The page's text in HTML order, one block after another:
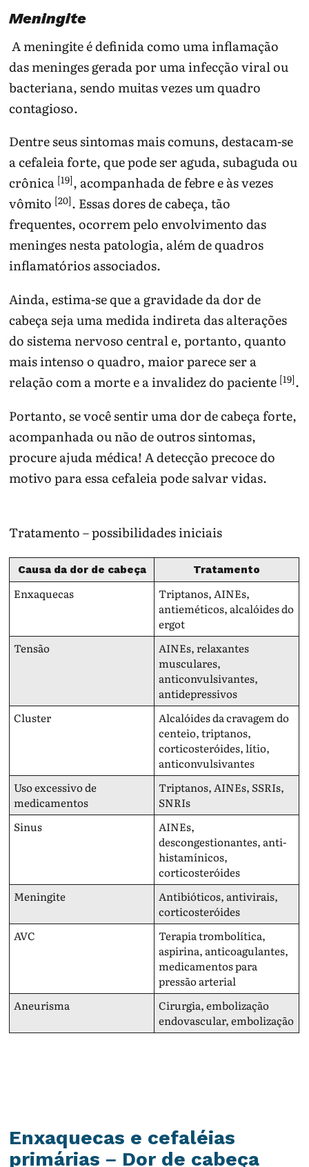
Meningite
A meningite é definida como uma inflamação
das meninges gerada por uma infecção viral ou
bacteriana, sendo muitas vezes um quadro
contagioso.
Dentre seus sintomas mais comuns, destacam-se
a cefaleia forte, que pode ser aguda, subaguda ou
crônica [19], acompanhada de febre e às vezes
vômito [20]. Essas dores de cabeça, tão
frequentes, ocorrem pelo envolvimento das
meninges nesta patologia, além de quadros
inflamatórios associados.
Ainda, estima-se que a gravidade da dor de
cabeça seja uma medida indireta das alterações
do sistema nervoso central e, portanto, quanto
mais intenso o quadro, maior parece ser a
relação com a morte e a invalidez do paciente [19].
Portanto, se você sentir uma dor de cabeça forte,
acompanhada ou não de outros sintomas,
procure ajuda médica! A detecção precoce do
motivo para essa cefaleia pode salvar vidas.
Tratamento – possibilidades iniciais
Causa da dor de cabeça Tratamento
Enxaquecas
Triptanos, AINEs,
antieméticos, alcalóides do
ergot
Tensão
AINEs, relaxantes
musculares,
anticonvulsivantes,
antidepressivos
Cluster
Alcalóides da cravagem do
centeio, triptanos,
corticosteróides, lítio,
anticonvulsivantes
Uso excessivo de
medicamentos
Triptanos, AINEs, SSRIs,
SNRIs
Sinus
AINEs,
descongestionantes, anti-
histamínicos,
corticosteróides
Meningite
Antibióticos, antivirais,
corticosteróides
AVC
Terapia trombolítica,
aspirina, anticoagulantes,
medicamentos para
pressão arterial
Aneurisma
Cirurgia, embolização
endovascular, embolização
Enxaquecas e cefaléias
primárias – Dor de cabeça